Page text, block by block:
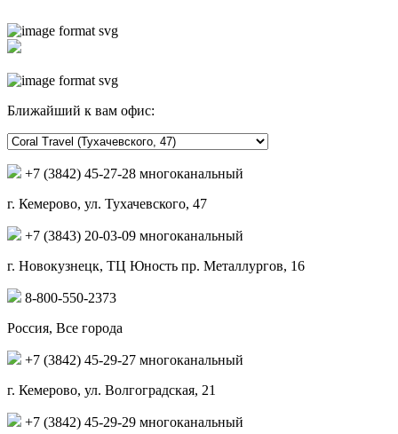
Ближайший к вам офис:
+7 (3842) 45-27-28 многоканальный
г. Кемерово, ул. Тухачевского, 47
+7 (3843) 20-03-09 многоканальный
г. Новокузнецк, ТЦ Юность пр. Металлургов, 16
8-800-550-2373
Россия, Все города
+7 (3842) 45-29-27 многоканальный
г. Кемерово, ул. Волгоградская, 21
+7 (3842) 45-29-29 многоканальный